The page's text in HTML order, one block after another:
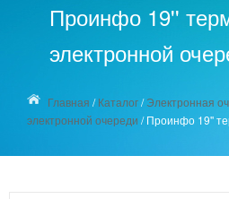
Проинфо 19''
электронной
Главная /Каталог/Электронная
электронной очереди /Проинфо 19''